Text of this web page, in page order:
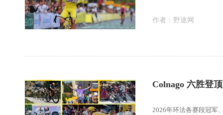
作者： 野途网
Colnago 六胜登
2026年环法各赛段冠军